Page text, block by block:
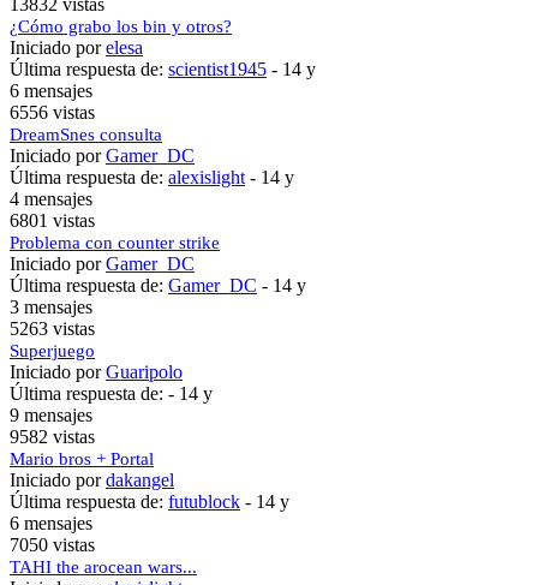
¿Cómo grabo los bin y otros?
Iniciado porelesa
Última respuesta de: scientist1945 - 14 y
6 mensajes
6556 vistas
DreamSnes consulta
Iniciado porGamer_DC
Última respuesta de: alexislight - 14 y
4 mensajes
6801 vistas
Problema con counter strike
Iniciado porGamer_DC
Última respuesta de: Gamer_DC - 14 y
3 mensajes
5263 vistas
Superjuego
Iniciado porGuaripolo
Última respuesta de: - 14 y
9 mensajes
9582 vistas
Mario bros + Portal
Iniciado pordakangel
Última respuesta de: futublock - 14 y
6 mensajes
7050 vistas
TAHI the arocean wars...